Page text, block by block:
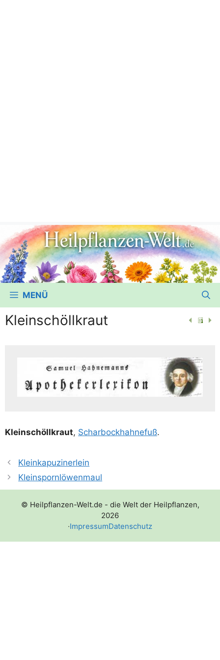
MENÜ
Kleinschöllkraut
Kleinschöll­kraut, Schar­bock­hahne­fuß.
Kleinkapuzinerlein
Kleinspornlöwenmaul
© Heilpflanzen-Welt.de - die Welt der Heilpflanzen,
2026
·ImpressumDatenschutz